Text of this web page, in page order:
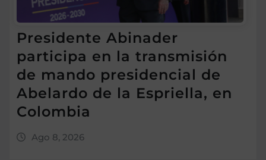
Presidente Abinader
participa en la transmisión
de mando presidencial de
Abelardo de la Espriella, en
Colombia
Ago 8, 2026